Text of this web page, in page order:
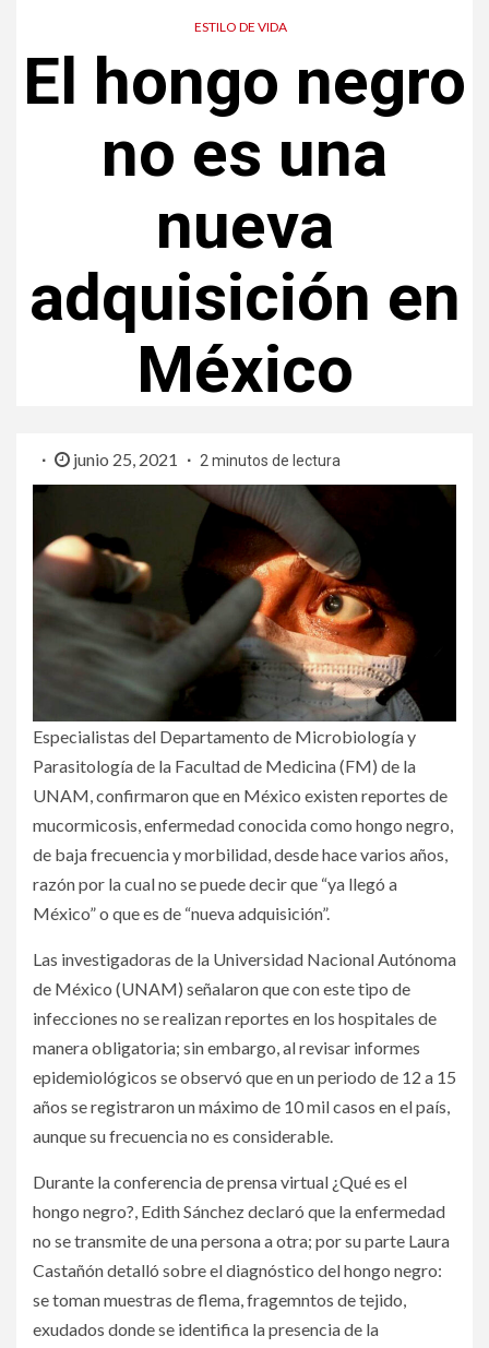
ESTILO DE VIDA
El hongo negro
no es una
nueva
adquisición en
México
junio 25, 2021 2 minutos de lectura
Especialistas del Departamento de Microbiología y
Parasitología de la Facultad de Medicina (FM) de la
UNAM, confirmaron que en México existen reportes de
mucormicosis, enfermedad conocida como hongo negro,
de baja frecuencia y morbilidad, desde hace varios años,
razón por la cual no se puede decir que “ya llegó a
México” o que es de “nueva adquisición”.
Las investigadoras de la Universidad Nacional Autónoma
de México (UNAM) señalaron que con este tipo de
infecciones no se realizan reportes en los hospitales de
manera obligatoria; sin embargo, al revisar informes
epidemiológicos se observó que en un periodo de 12 a 15
años se registraron un máximo de 10 mil casos en el país,
aunque su frecuencia no es considerable.
Durante la conferencia de prensa virtual ¿Qué es el
hongo negro?, Edith Sánchez declaró que la enfermedad
no se transmite de una persona a otra; por su parte Laura
Castañón detalló sobre el diagnóstico del hongo negro:
se toman muestras de flema, fragemntos de tejido,
exudados donde se identifica la presencia de la